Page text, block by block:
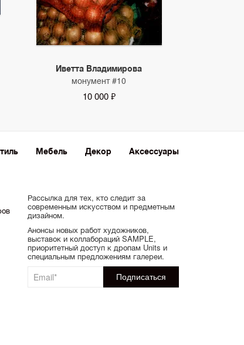
Иветта Владимирова
монумент #10
10 000 ₽
Мебель Декор Аксессуары
Рассылка для тех, кто следит за
современным искусством и предметным
дизайном.
Анонсы новых работ художников,
выставок и коллабораций SAMPLE,
приоритетный доступ к дропам Units и
специальным предложениям галереи.